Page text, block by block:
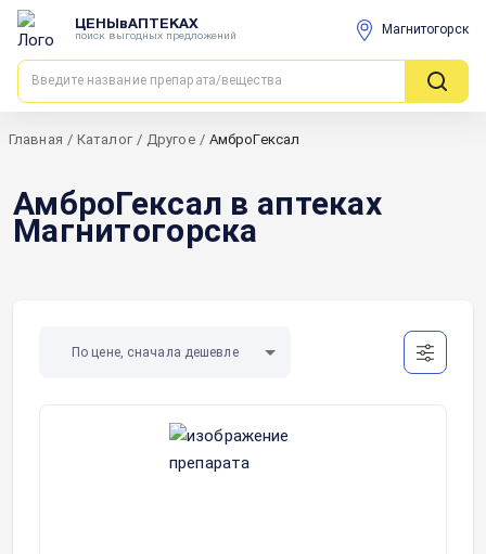
ЦЕНЫвАПТЕКАХ
поиск выгодных предложений Магнитогорск
Главная / Каталог / Другое / АмброГексал
АмброГексал в аптеках
Магнитогорска
По цене, сначала дешевле